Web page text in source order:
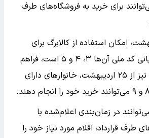
برای خرید به فروشگاه‌های طرف
۲۰ اردیبهشت، امکان استفاده از کالابرگ برای
مشمولانی که رقم پایانی کد ملی آن‌ها ۳، ۴ و ۵ است، فراهم
خواهد شد. در ادامه نیز از ۲۵ اردیبهشت، خانوارهای دارای
در زمان‌بندی اعلام‌شده با
طرف قرارداد، اقلام مورد نیاز خود را